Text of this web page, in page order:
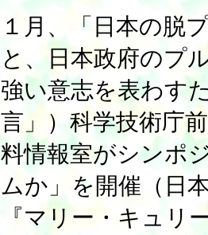
１月、「日本の脱
と、日本政府のプ
強い意志を表わす
言」）科学技術庁
料情報室がシンポ
ムか」を開催（日
『マリー・キュリ